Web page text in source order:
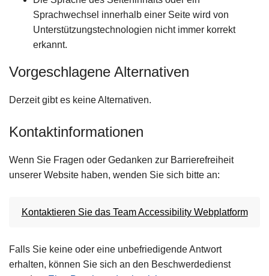
Sprachwechsel innerhalb einer Seite wird von
Unterstützungstechnologien nicht immer korrekt
erkannt.
Vorgeschlagene Alternativen
Derzeit gibt es keine Alternativen.
Kontaktinformationen
Wenn Sie Fragen oder Gedanken zur Barrierefreiheit
unserer Website haben, wenden Sie sich bitte an:
Kontaktieren Sie das Team Accessibility Webplatform
Falls Sie keine oder eine unbefriedigende Antwort
erhalten, können Sie sich an den Beschwerdedienst